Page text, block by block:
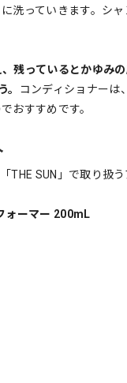
洗っていきます。シ
残っているとかゆみ
。 コンディショナーは
おすすめです。
THE SUN」で取り扱う
ォーマー 200mL